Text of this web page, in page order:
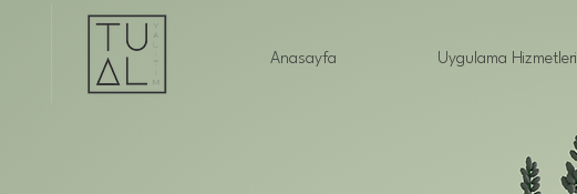
Anasayfa Uygulama Hizmetleri